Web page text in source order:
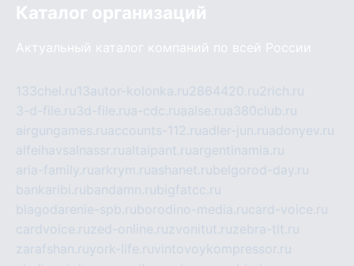
Каталог организаций
Актуальный каталог компаний по всей России
133chel.ru13autor-kolonka.ru2864420.ru2rich.ru
3-d-file.ru3d-file.rua-cdc.ruaalse.rua380club.ru
airgungames.ruaccounts-112.ruadler-jun.ruadonyev.ru
alfeihavsalnassr.rualtaipant.ruargentinamia.ru
aria-family.ruarkrym.ruashanet.rubelgorod-day.ru
bankaribi.rubandamn.rubigfatcc.ru
blagodarenie-spb.ruborodino-media.rucard-voice.ru
cardvoice.ruzed-online.ruzvonitut.ruzebra-tlt.ru
zarafshan.ruyork-life.ruvintovoykompressor.ru